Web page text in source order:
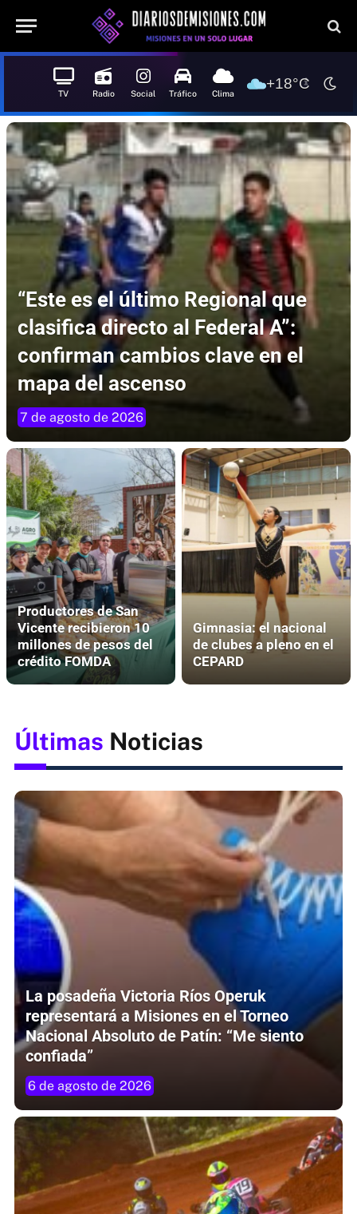
TV Radio Social Tráfico Clima
+18°C
“Este es el último Regional que
clasifica directo al Federal A”:
confirman cambios clave en el
mapa del ascenso
7 de agosto de 2026
Productores de San
Vicente recibieron 10
millones de pesos del
crédito FOMDA
Gimnasia: el nacional
de clubes a pleno en el
CEPARD
Últimas Noticias
La posadeña Victoria Ríos Operuk
representará a Misiones en el Torneo
Nacional Absoluto de Patín: “Me siento
confiada”
6 de agosto de 2026